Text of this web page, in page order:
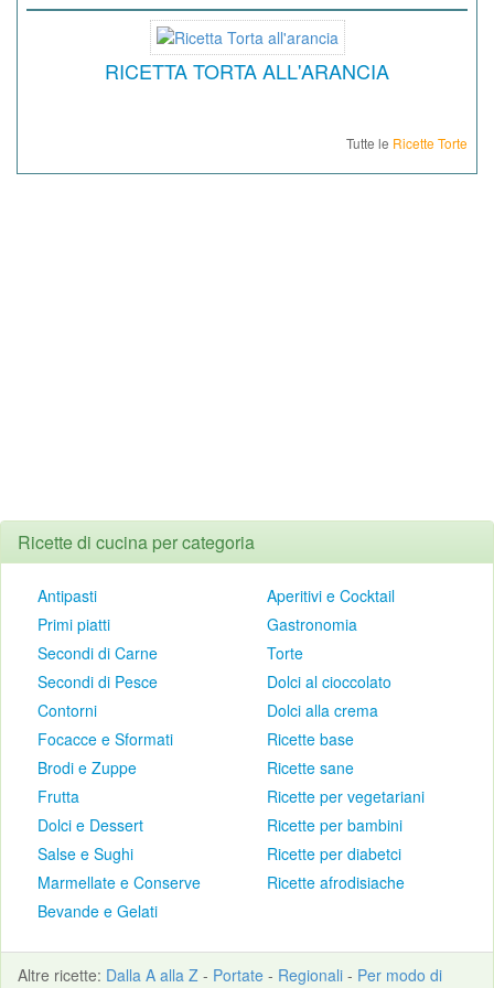
RICETTA TORTA ALL'ARANCIA
Tutte le Ricette Torte
Ricette di cucina per categoria
Antipasti
Primi piatti
Secondi di Carne
Secondi di Pesce
Contorni
Focacce e Sformati
Brodi e Zuppe
Frutta
Dolci e Dessert
Salse e Sughi
Marmellate e Conserve
Bevande e Gelati
Aperitivi e Cocktail
Gastronomia
Torte
Dolci al cioccolato
Dolci alla crema
Ricette base
Ricette sane
Ricette per vegetariani
Ricette per bambini
Ricette per diabetci
Ricette afrodisiache
Altre ricette: Dalla A alla Z - Portate - Regionali - Per modo di